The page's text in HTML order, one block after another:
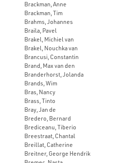
Brackman, Anne
Brackman, Tim
Brahms, Johannes
Braila, Pavel
Brakel, Michiel van
Brakel, Nouchka van
Brancusi, Constantin
Brand, Max van den
Branderhorst, Jolanda
Brands, Wim
Bras, Nancy
Brass, Tinto
Bray, Jan de
Bredero, Bernard
Brediceanu, Tiberio
Breestraat, Chantal
Breillat, Catherine
Breitner, George Hendrik